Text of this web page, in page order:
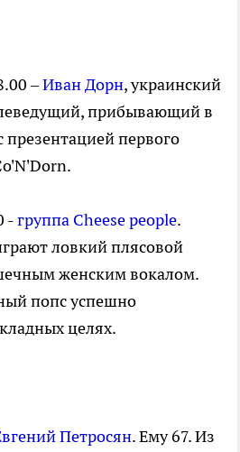
–Иван Дорн, украинский
прибывающий в
первого
-группа Cheese people.
ловкий плясовой
женским вокалом.
попс успешно
целях.
Петросян. Ему 67. Из